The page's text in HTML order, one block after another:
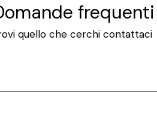
frequenti
quello che cerchi contattaci